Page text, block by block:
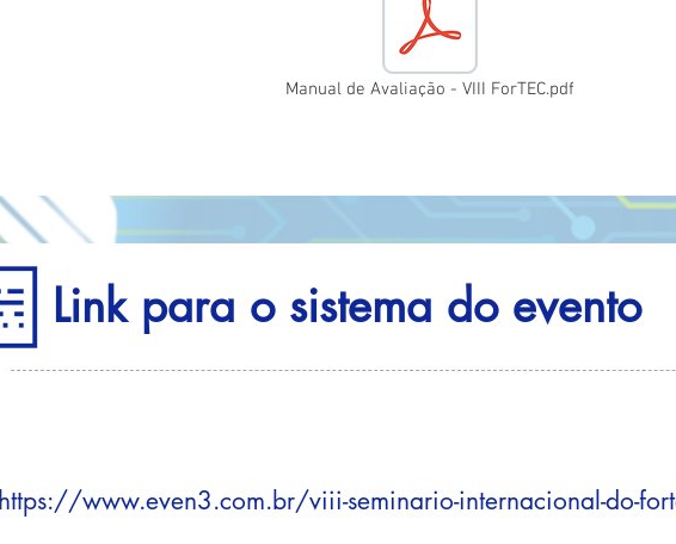
Manual de Avaliação - VIII ForTEC.pdf
Link para o sistema do evento
https://www.even3.com.br/viii-seminario-internacional-do-